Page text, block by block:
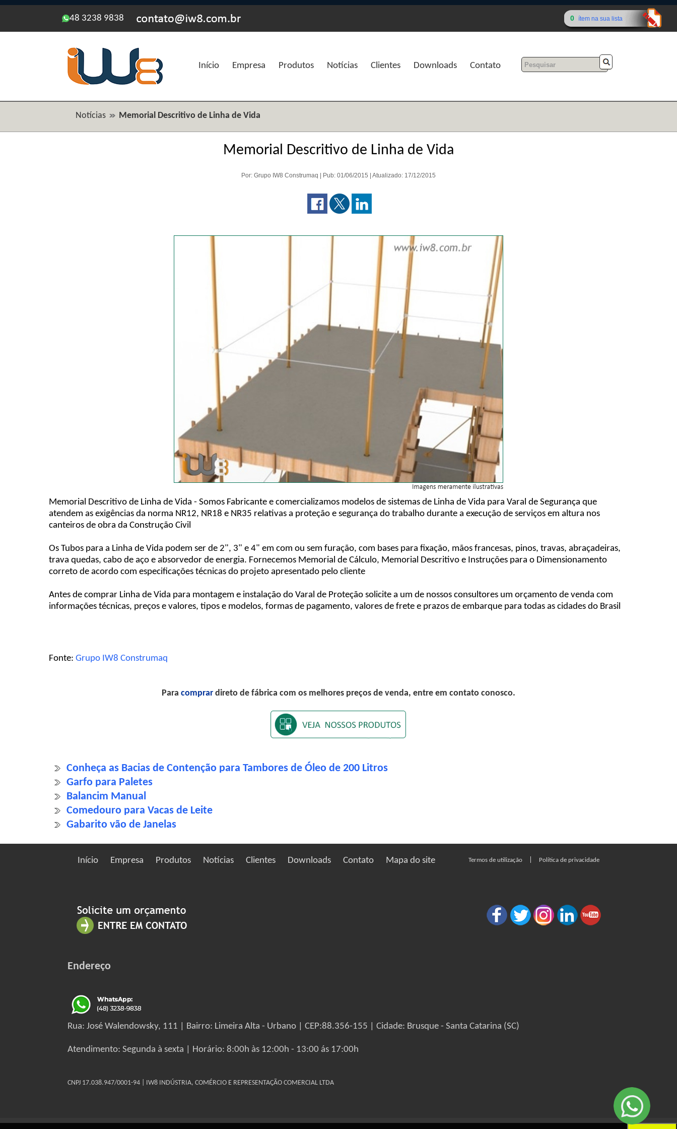
48 3238 9838 0 ítem na sua lista
Início Empresa Produtos Notícias Clientes Downloads Contato
Notícias Memorial Descritivo de Linha de Vida
Memorial Descritivo de Linha de Vida
Por: Grupo IW8 Construmaq | Pub: 01/06/2015 | Atualizado: 17/12/2015
Memorial Descritivo de Linha de Vida - Somos Fabricante e comercializamos modelos de sistemas de Linha de Vida para Varal de Segurança que
atendem as exigências da norma NR12, NR18 e NR35 relativas a proteção e segurança do trabalho durante a execução de serviços em altura nos
canteiros de obra da Construção Civil
Os Tubos para a Linha de Vida podem ser de 2", 3" e 4" em com ou sem furação, com bases para fixação, mãos francesas, pinos, travas, abraçadeiras,
trava quedas, cabo de aço e absorvedor de energia. Fornecemos Memorial de Cálculo, Memorial Descritivo e Instruções para o Dimensionamento
correto de acordo com especificações técnicas do projeto apresentado pelo cliente
Antes de comprar Linha de Vida para montagem e instalação do Varal de Proteção solicite a um de nossos consultores um orçamento de venda com
informações técnicas, preços e valores, tipos e modelos, formas de pagamento, valores de frete e prazos de embarque para todas as cidades do Brasil
Fonte:Grupo IW8 Construmaq
Para comprardireto de fábrica com os melhores preços de venda, entre em contato conosco.
Conheça as Bacias de Contenção para Tambores de Óleo de 200 Litros
Garfo para Paletes
Balancim Manual
Comedouro para Vacas de Leite
Gabarito vão de Janelas
Início Empresa Produtos Notícias Clientes Downloads Contato Mapa do site Termos de utilização Política de privacidade
Endereço
Rua: José Walendowsky, 111 | Bairro: Limeira Alta - Urbano | CEP:88.356-155 | Cidade: Brusque - Santa Catarina (SC)
Atendimento: Segunda à sexta | Horário: 8:00h às 12:00h - 13:00 ás 17:00h
CNPJ 17.038.947/0001-94 | IW8 INDÚSTRIA, COMÉRCIO E REPRESENTAÇÃO COMERCIAL LTDA